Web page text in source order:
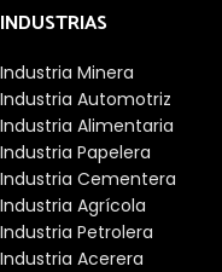
INDUSTRIAS
Industria Minera
Industria Automotriz
Industria Alimentaria
Industria Papelera
Industria Cementera
Industria Agrícola
Industria Petrolera
Industria Acerera